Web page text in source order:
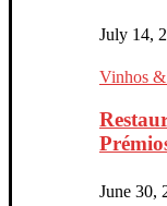
July 14,
Vinhos &
June 30,